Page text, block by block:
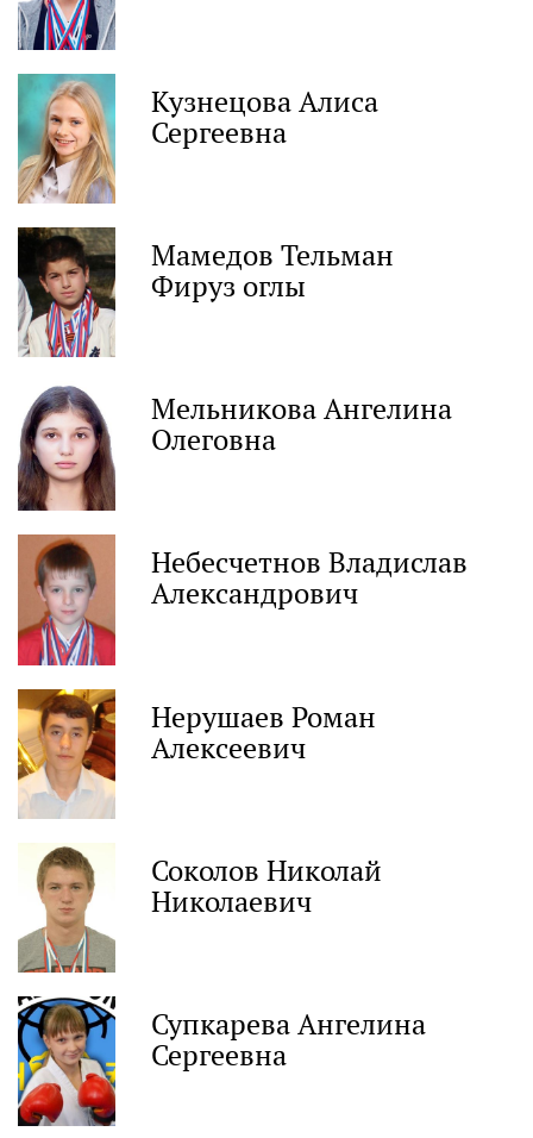
Кузнецова Алиса
Сергеевна
Мамедов Тельман
Фируз оглы
Мельникова Ангелина
Олеговна
Небесчетнов Владислав
Александрович
Нерушаев Роман
Алексеевич
Соколов Николай
Николаевич
Супкарева Ангелина
Сергеевна